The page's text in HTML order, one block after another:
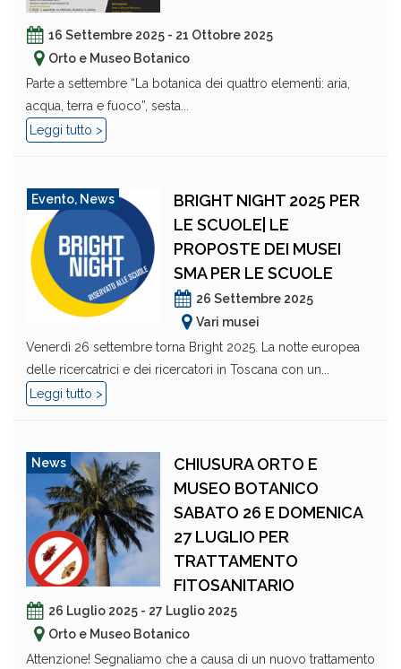
16 Settembre 2025 - 21 Ottobre 2025
Orto e Museo Botanico
Parte a settembre “La botanica dei quattro elementi: aria,
acqua, terra e fuoco”, sesta...
Leggi tutto >
Evento, News
BRIGHT NIGHT 2025 PER
LE SCUOLE| LE
PROPOSTE DEI MUSEI
SMA PER LE SCUOLE
26 Settembre 2025
Vari musei
Venerdì 26 settembre torna Bright 2025. La notte europea
delle ricercatrici e dei ricercatori in Toscana con un...
Leggi tutto >
News
CHIUSURA ORTO E
MUSEO BOTANICO
SABATO 26 E DOMENICA
27 LUGLIO PER
TRATTAMENTO
FITOSANITARIO
26 Luglio 2025 - 27 Luglio 2025
Orto e Museo Botanico
Attenzione! Segnaliamo che a causa di un nuovo trattamento